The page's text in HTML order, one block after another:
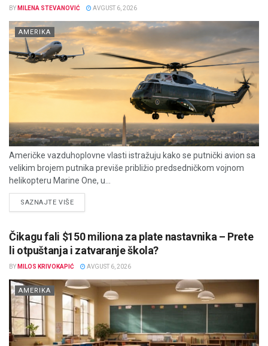
BY MILENA STEVANOVIĆ AVGUST 6, 2026
AMERIKA
Američke vazduhoplovne vlasti istražuju kako se putnički avion sa
velikim brojem putnika previše približio predsedničkom vojnom
helikopteru Marine One, u...
SAZNAJTE VIŠEDETAILS
Čikagu fali $150 miliona za plate nastavnika – Prete
li otpuštanja i zatvaranje škola?
BY MILOS KRIVOKAPIĆ AVGUST 6, 2026
AMERIKA